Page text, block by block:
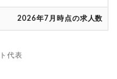
2026年7月時点の求人数
代表